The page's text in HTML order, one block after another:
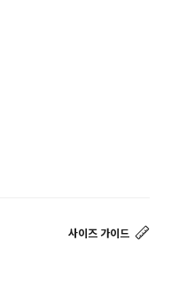
사이즈 가이드